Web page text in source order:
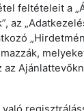
feltételeit a
az
az